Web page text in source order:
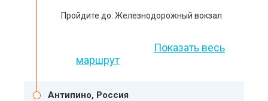
Пройдите до: Железнодорожный вокзал
Показать весь
маршрут
Антипино, Россия